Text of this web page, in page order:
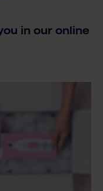
in our online